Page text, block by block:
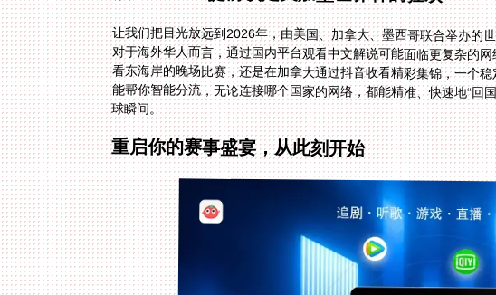
让我们把目光放远到2026年，由美国、加拿大、墨西哥联合举办的
对于海外华人而言，通过国内平台观看中文解说可能面临更复杂的
看东海岸的晚场比赛，还是在加拿大通过抖音收看精彩集锦，一个
能帮你智能分流，无论连接哪个国家的网络，都能精准、快速地“
球瞬间。
重启你的赛事盛宴，从此刻开始